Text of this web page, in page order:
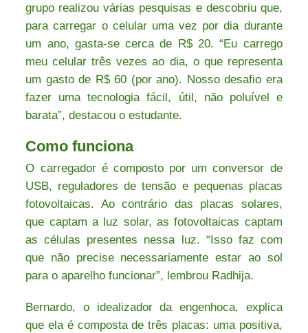
grupo realizou várias pesquisas e descobriu que,
para carregar o celular uma vez por dia durante
um ano, gasta-se cerca de R$ 20. “Eu carrego
meu celular três vezes ao dia, o que representa
um gasto de R$ 60 (por ano). Nosso desafio era
fazer uma tecnologia fácil, útil, não poluível e
barata”, destacou o estudante.
Como funciona
O carregador é composto por um conversor de
USB, reguladores de tensão e pequenas placas
fotovoltaicas. Ao contrário das placas solares,
que captam a luz solar, as fotovoltaicas captam
as células presentes nessa luz. “Isso faz com
que não precise necessariamente estar ao sol
para o aparelho funcionar”, lembrou Radhija.
Bernardo, o idealizador da engenhoca, explica
que ela é composta de três placas: uma positiva,